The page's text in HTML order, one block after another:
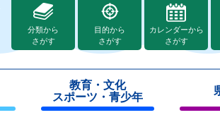
分類から
さがす
目的から
さがす
カレンダーから
さがす
教育・文化
スポーツ・青少年